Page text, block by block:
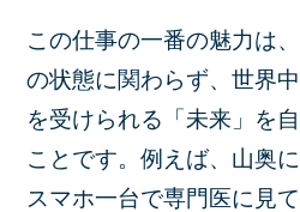
この仕事の一番の魅力は
の状態に関わらず、世界
を受けられる「未来」を
ことです。例えば、山奥
スマホ一台で専門医に見